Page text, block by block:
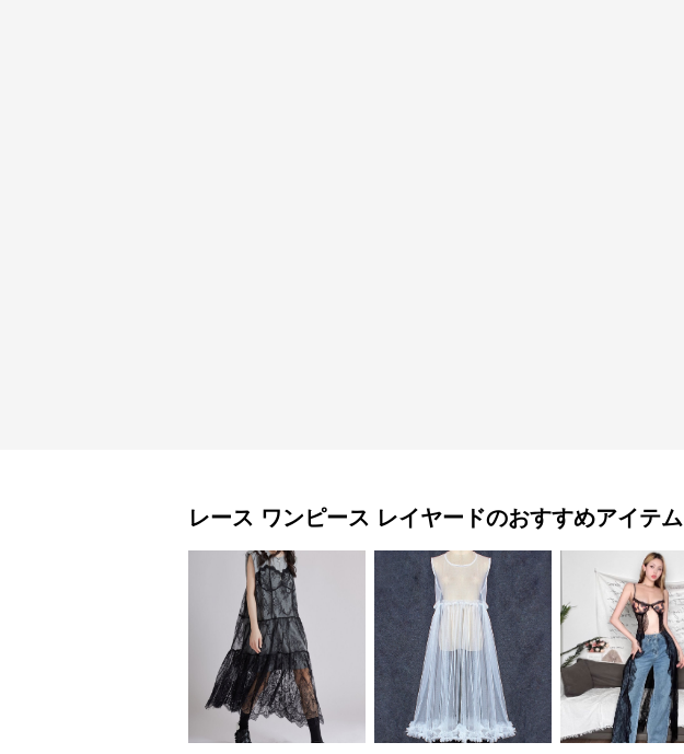
レース ワンピース レイヤードのおすすめアイテム